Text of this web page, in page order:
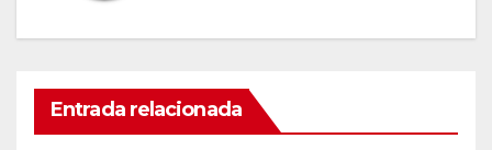
Entrada relacionada